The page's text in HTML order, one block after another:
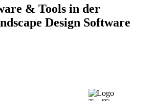
& Tools in der
Design Software